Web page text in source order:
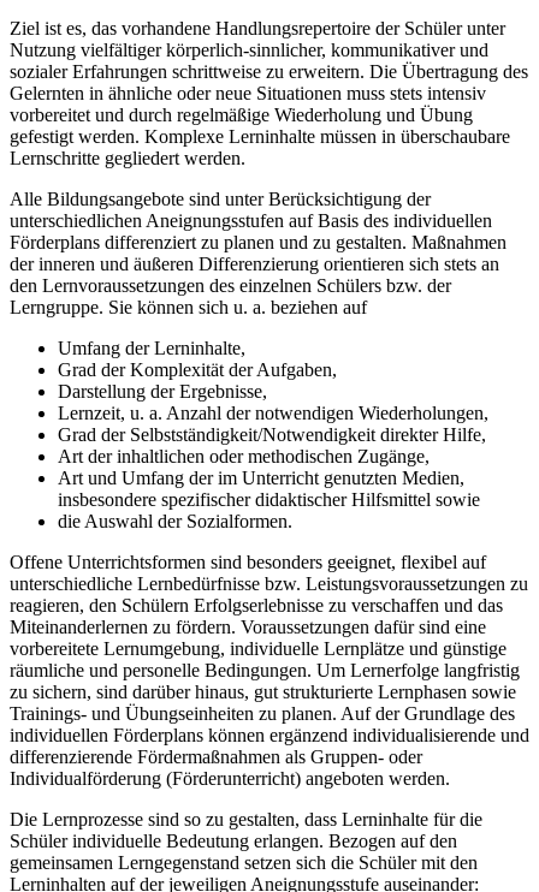
Ziel ist es, das vorhandene Handlungsrepertoire der Schüler unter
Nutzung vielfältiger körperlich-sinnlicher, kommunikativer und
sozialer Erfahrungen schrittweise zu erweitern. Die Übertragung des
Gelernten in ähnliche oder neue Situationen muss stets intensiv
vorbereitet und durch regelmäßige Wiederholung und Übung
gefestigt werden. Komplexe Lerninhalte müssen in überschaubare
Lernschritte gegliedert werden.
Alle Bildungsangebote sind unter Berücksichtigung der
unterschiedlichen Aneignungsstufen auf Basis des individuellen
Förderplans differenziert zu planen und zu gestalten. Maßnahmen
der inneren und äußeren Differenzierung orientieren sich stets an
den Lernvoraussetzungen des einzelnen Schülers bzw. der
Lerngruppe. Sie können sich u. a. beziehen auf
Umfang der Lerninhalte,
Grad der Komplexität der Aufgaben,
Darstellung der Ergebnisse,
Lernzeit, u. a. Anzahl der notwendigen Wiederholungen,
Grad der Selbstständigkeit/Notwendigkeit direkter Hilfe,
Art der inhaltlichen oder methodischen Zugänge,
Art und Umfang der im Unterricht genutzten Medien,
insbesondere spezifischer didaktischer Hilfsmittel sowie
die Auswahl der Sozialformen.
Offene Unterrichtsformen sind besonders geeignet, flexibel auf
unterschiedliche Lernbedürfnisse bzw. Leistungsvoraussetzungen zu
reagieren, den Schülern Erfolgserlebnisse zu verschaffen und das
Miteinanderlernen zu fördern. Voraussetzungen dafür sind eine
vorbereitete Lernumgebung, individuelle Lernplätze und günstige
räumliche und personelle Bedingungen. Um Lernerfolge langfristig
zu sichern, sind darüber hinaus, gut strukturierte Lernphasen sowie
Trainings- und Übungseinheiten zu planen. Auf der Grundlage des
individuellen Förderplans können ergänzend individualisierende und
differenzierende Fördermaßnahmen als Gruppen- oder
Individualförderung (Förderunterricht) angeboten werden.
Die Lernprozesse sind so zu gestalten, dass Lerninhalte für die
Schüler individuelle Bedeutung erlangen. Bezogen auf den
gemeinsamen Lerngegenstand setzen sich die Schüler mit den
Lerninhalten auf der jeweiligen Aneignungsstufe auseinander: